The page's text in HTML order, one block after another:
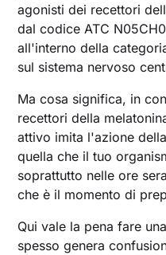
agonisti dei recettori
dal codice ATC
all'interno della
sul sistema nervoso
Ma cosa significa, in
recettori della
attivo imita l'azione della
quella che il tuo
soprattutto nelle ore
che è il momento di
Qui vale la pena fare
spesso genera